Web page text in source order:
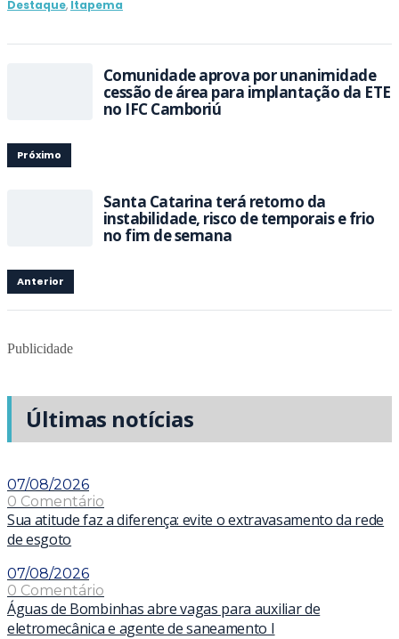
Destaque, Itapema
Comunidade aprova por unanimidade
cessão de área para implantação da ETE
no IFC Camboriú
Próximo
Santa Catarina terá retorno da
instabilidade, risco de temporais e frio
no fim de semana
Anterior
Publicidade
Últimas notícias
07/08/2026
0 Comentário
Sua atitude faz a diferença: evite o extravasamento da rede
de esgoto
07/08/2026
0 Comentário
Águas de Bombinhas abre vagas para auxiliar de
eletromecânica e agente de saneamento I